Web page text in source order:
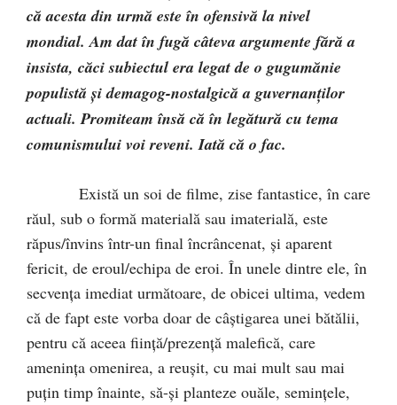
că acesta din urmă este în ofensivă la nivel
mondial. Am dat în fugă câteva argumente fără a
insista, căci subiectul era legat de o gugumănie
populistă şi demagog-nostalgică a guvernanţilor
actuali. Promiteam însă că în legătură cu tema
comunismului voi reveni. Iată că o fac.
Există un soi de filme, zise fantastice, în care
răul, sub o formă materială sau imaterială, este
răpus/învins într-un final încrâncenat, şi aparent
fericit, de eroul/echipa de eroi. În unele dintre ele, în
secvenţa imediat următoare, de obicei ultima, vedem
că de fapt este vorba doar de câştigarea unei bătălii,
pentru că aceea fiinţă/prezenţă malefică, care
ameninţa omenirea, a reuşit, cu mai mult sau mai
puţin timp înainte, să-şi planteze ouăle, seminţele,